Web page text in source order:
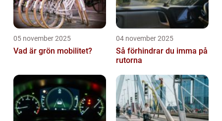
05 november 2025
Vad är grön mobilitet?
04 november 2025
Så förhindrar du imma på
rutorna